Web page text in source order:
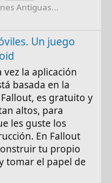
Antiguas...
Un juego
vez la aplicación
basada en la
es gratuito y
altos, para
les guste los
En Fallout
tu propio
tomar el papel de